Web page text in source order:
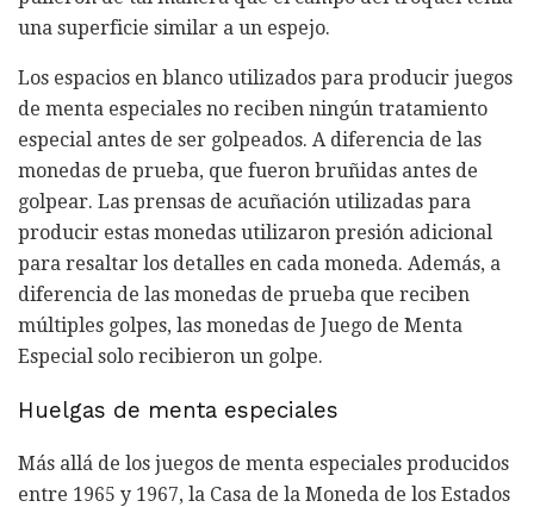
una superficie similar a un espejo.
Los espacios en blanco utilizados para producir juegos
de menta especiales no reciben ningún tratamiento
especial antes de ser golpeados. A diferencia de las
monedas de prueba, que fueron bruñidas antes de
golpear. Las prensas de acuñación utilizadas para
producir estas monedas utilizaron presión adicional
para resaltar los detalles en cada moneda. Además, a
diferencia de las monedas de prueba que reciben
múltiples golpes, las monedas de Juego de Menta
Especial solo recibieron un golpe.
Huelgas de menta especiales
Más allá de los juegos de menta especiales producidos
entre 1965 y 1967, la Casa de la Moneda de los Estados